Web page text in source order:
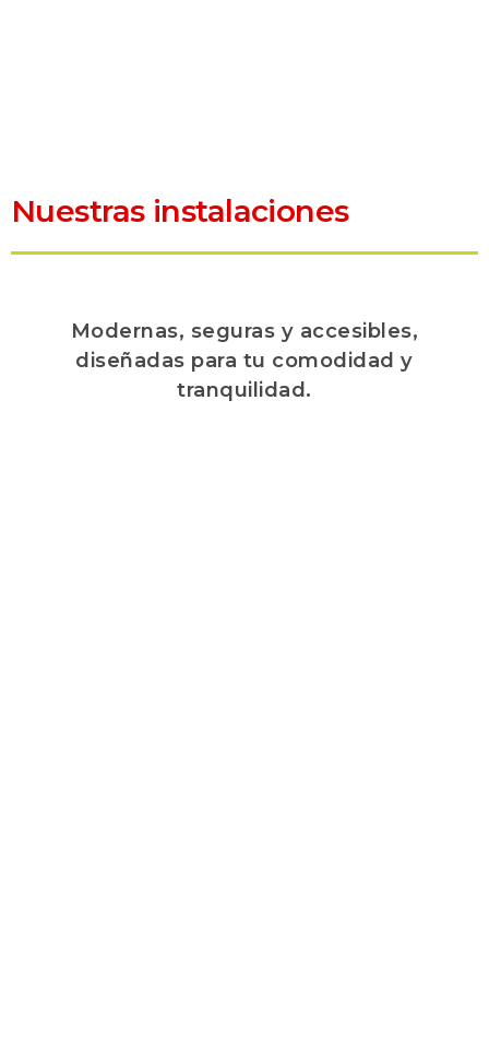
Nuestras instalaciones
Modernas, seguras y accesibles,
diseñadas para tu comodidad y
tranquilidad.